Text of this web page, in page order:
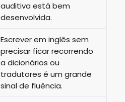
auditiva está bem
desenvolvida.
Escrever em inglês sem
precisar ficar recorrendo
a dicionários ou
tradutores é um grande
sinal de fluência.